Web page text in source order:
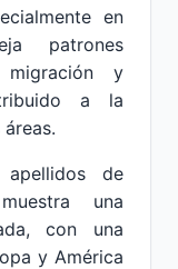
en
patrones
migración y
a la
de
una
con una
y América